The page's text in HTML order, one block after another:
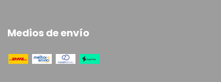
Medios de envío